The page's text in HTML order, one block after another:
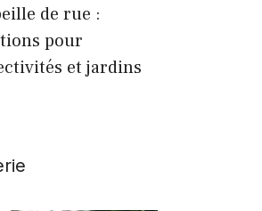
de rue :
pour
et jardins